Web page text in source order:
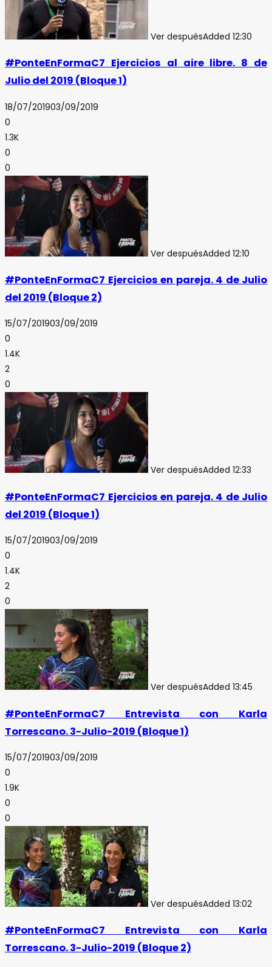
Ver despuésAdded 12:30
#PonteEnFormaC7 Ejercicios al aire libre. 8 de
Julio del 2019 (Bloque 1)
18/07/201903/09/2019
0
1.3K
0
0
Ver despuésAdded 12:10
#PonteEnFormaC7 Ejercicios en pareja. 4 de Julio
del 2019 (Bloque 2)
15/07/201903/09/2019
0
1.4K
2
0
Ver despuésAdded 12:33
#PonteEnFormaC7 Ejercicios en pareja. 4 de Julio
del 2019 (Bloque 1)
15/07/201903/09/2019
0
1.4K
2
0
Ver despuésAdded 13:45
#PonteEnFormaC7 Entrevista con Karla
Torrescano. 3-Julio-2019 (Bloque 1)
15/07/201903/09/2019
0
1.9K
0
0
Ver despuésAdded 13:02
#PonteEnFormaC7 Entrevista con Karla
Torrescano. 3-Julio-2019 (Bloque 2)